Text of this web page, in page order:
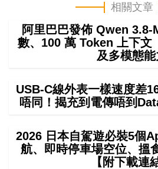
相關文章
阿里巴巴發佈 Qwen
數、100 萬 Token 上下
及多模態能
USB-C線外表一樣速度差
唔同！揭充到電傳唔到
2026 日本自駕遊必裝5個
航、即時停車場空位、搵
【附下載連